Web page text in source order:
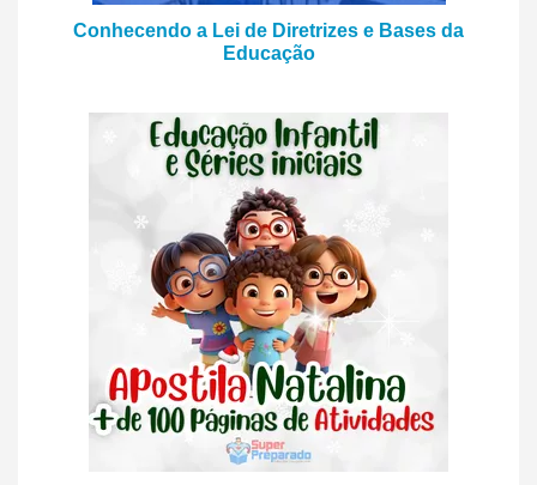
Conhecendo a Lei de Diretrizes e Bases da
Educação